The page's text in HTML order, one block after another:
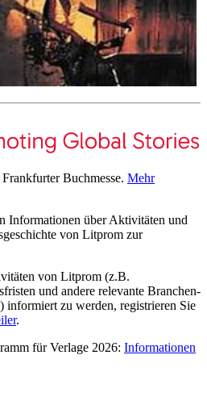
Buchmesse. Mehr
Informationen über Aktivitäten und
von Litprom zur
von Litprom (z.B.
und andere relevante Branchen-
informiert zu werden, registrieren Sie
.
für Verlage 2026: Informationen